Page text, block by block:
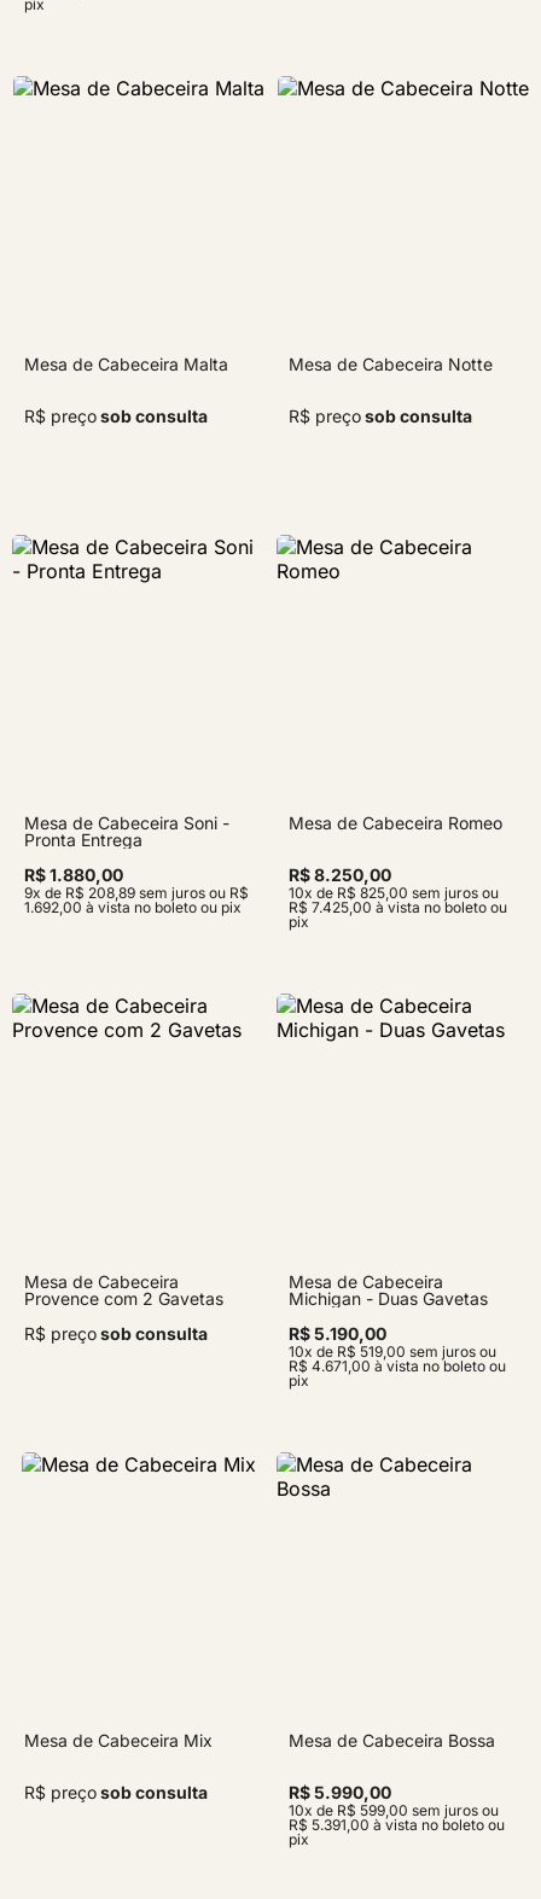
pix
Mesa de Cabeceira Malta
R$ preçosob consulta
Mesa de Cabeceira Notte
R$ preçosob consulta
Mesa de Cabeceira Soni -
Pronta Entrega
R$ 1.880,00
9x de R$ 208,89 sem juros ou R$
1.692,00 à vista no boleto ou pix
Mesa de Cabeceira Romeo
R$ 8.250,00
10x de R$ 825,00 sem juros ou
R$ 7.425,00 à vista no boleto ou
pix
Mesa de Cabeceira
Provence com 2 Gavetas
R$ preçosob consulta
Mesa de Cabeceira
Michigan - Duas Gavetas
R$ 5.190,00
10x de R$ 519,00 sem juros ou
R$ 4.671,00 à vista no boleto ou
pix
Mesa de Cabeceira Mix
R$ preçosob consulta
Mesa de Cabeceira Bossa
R$ 5.990,00
10x de R$ 599,00 sem juros ou
R$ 5.391,00 à vista no boleto ou
pix